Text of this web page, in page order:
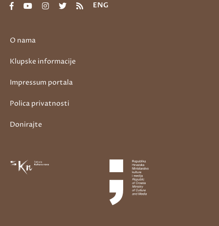
O nama
Klupske informacije
Impressum portala
Polica privatnosti
Donirajte
ENG